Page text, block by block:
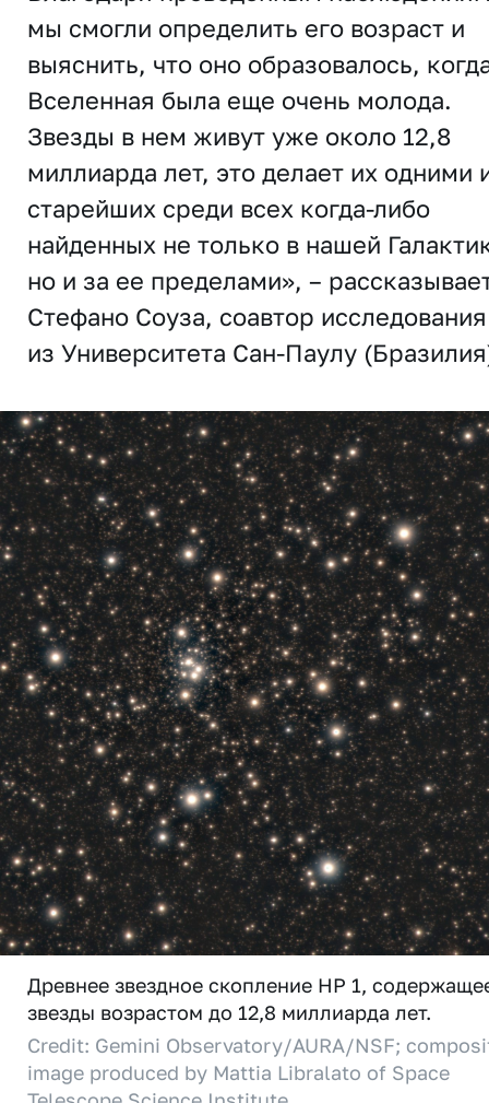
мы смогли определить его возраст и
выяснить, что оно образовалось,
Вселенная была еще очень молода.
Звезды в нем живут уже около 12,8
миллиарда лет, это делает их одними
старейших среди всех когда-либо
найденных не только в нашей
но и за ее пределами», –
Стефано Соуза, соавтор исследования
из Университета Сан-Паулу
Древнее звездное скопление HP 1,
звезды возрастом до 12,8 миллиарда лет.
Credit: Gemini Observatory/AURA/NSF;
image produced by Mattia Libralato of Space